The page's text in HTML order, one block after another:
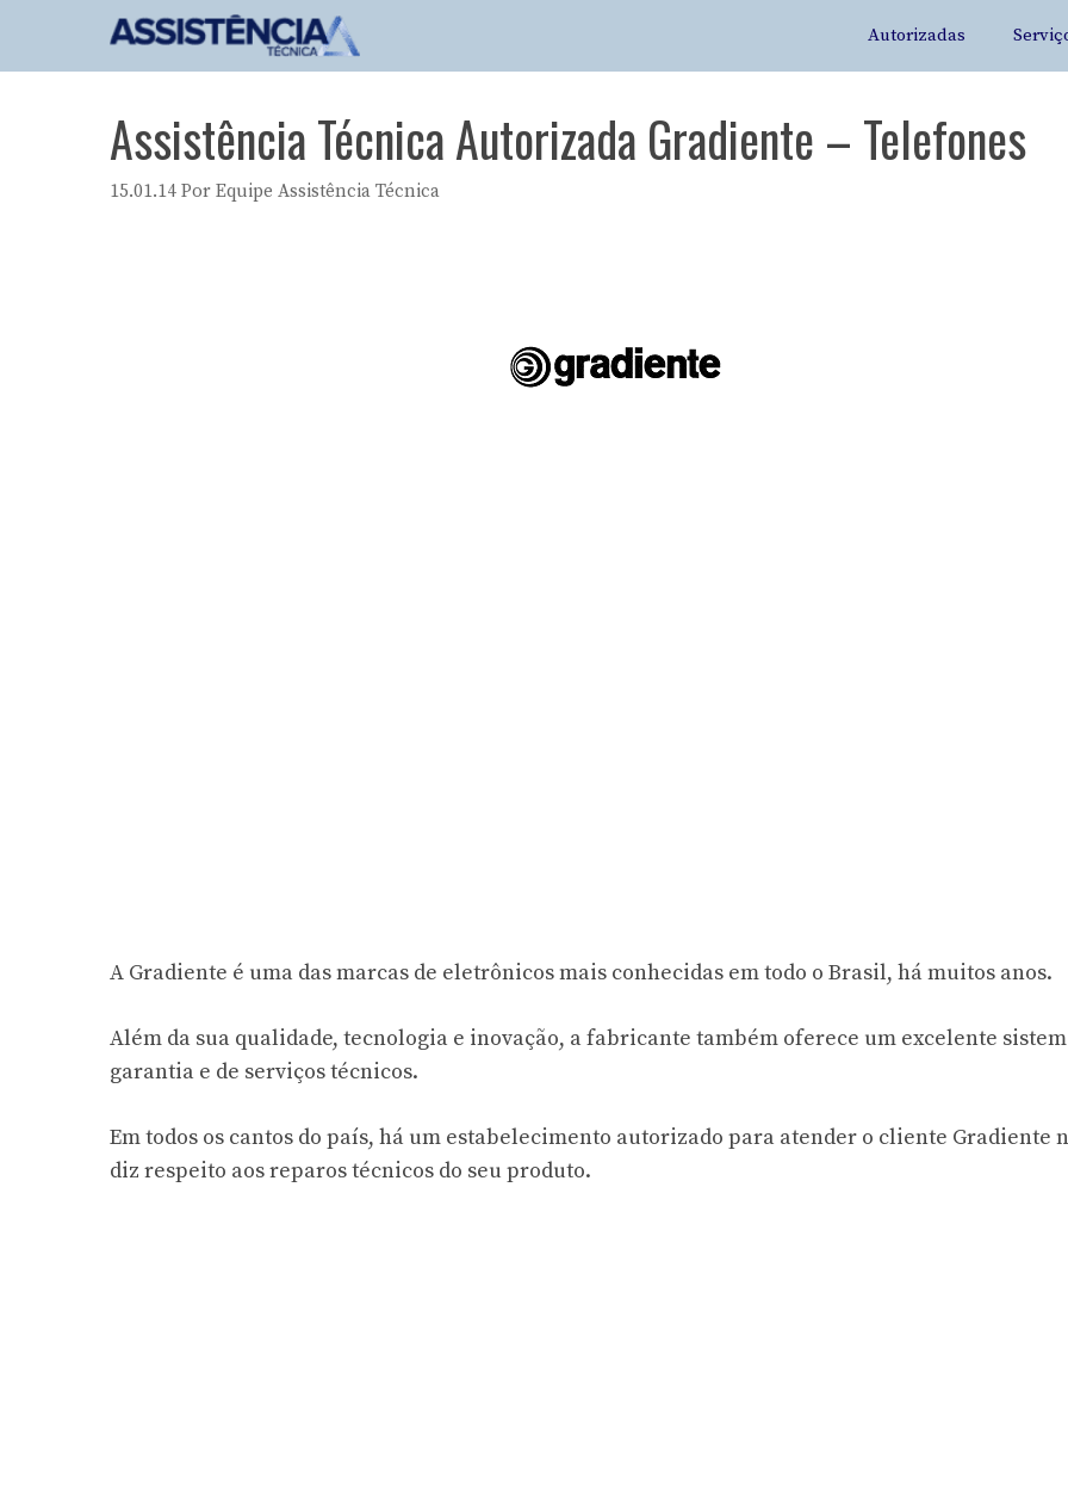
Autorizadas
Assistência Técnica Autorizada Gradiente – Telefones
15.01.14 Por Equipe Assistência Técnica
A Gradiente é uma das marcas de eletrônicos mais conhecidas em todo o Brasil, há muitos anos.
Além da sua qualidade, tecnologia e inovação, a fabricante também oferece um excelente
garantia e de serviços técnicos.
Em todos os cantos do país, há um estabelecimento autorizado para atender o cliente Gradiente
diz respeito aos reparos técnicos do seu produto.